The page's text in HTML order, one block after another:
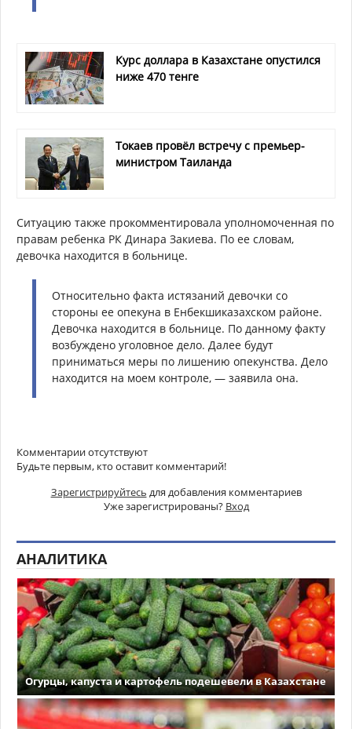
Курс доллара в Казахстане опустился
ниже 470 тенге
Токаев провёл встречу с премьер-
министром Таиланда
Ситуацию также прокомментировала уполномоченная по
правам ребенка РК Динара Закиева. По ее словам,
девочка находится в больнице.
Относительно факта истязаний девочки со
стороны ее опекуна в Енбекшиказахском районе.
Девочка находится в больнице. По данному факту
возбуждено уголовное дело. Далее будут
приниматься меры по лишению опекунства. Дело
находится на моем контроле, — заявила она.
Комментарии отсутствуют
Будьте первым, кто оставит комментарий!
Зарегистрируйтесь для добавления комментариев
Уже зарегистрированы? Вход
АНАЛИТИКА
Огурцы, капуста и картофель подешевели в Казахстане